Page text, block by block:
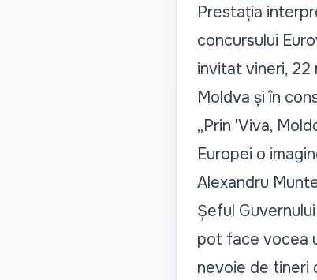
Prestația
concursului
invitat vineri, 22
Moldva și în
„Prin 'Viva,
Europei o
Alexandru
Șeful
pot face vocea
nevoie de tineri